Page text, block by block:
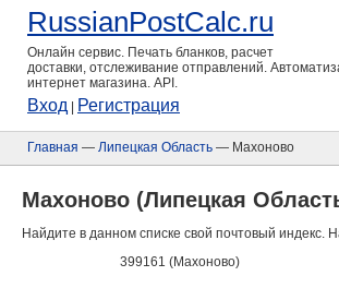
RussianPostCalc.ru
Онлайн сервис. Печать бланков, расчет
доставки, отслеживание отправлений.
интернет магазина. API.
Вход Регистрация
Главная — Липецкая Область — Махоново
Махоново (Липецкая
Найдите в данном списке свой почтовый индекс.
399161 (Махоново)